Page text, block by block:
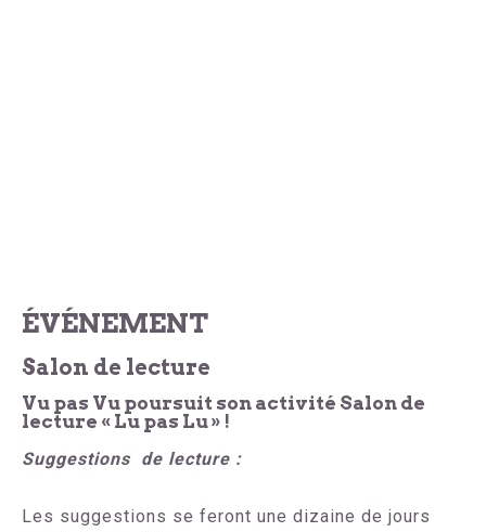
ÉVÉNEMENT
Salon de lecture
Vu pas Vu poursuit son activité Salon de
lecture « Lu pas Lu » !
Suggestions de lecture :
Les suggestions se feront une dizaine de jours